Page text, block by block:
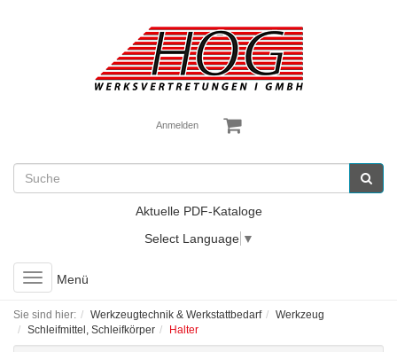
Anmelden
Aktuelle PDF-Kataloge
Select Language ▼
Toggle
navigation
Menü
Sie sind hier: Werkzeugtechnik & Werkstattbedarf
Werkzeug
Schleifmittel, Schleifkörper
Halter